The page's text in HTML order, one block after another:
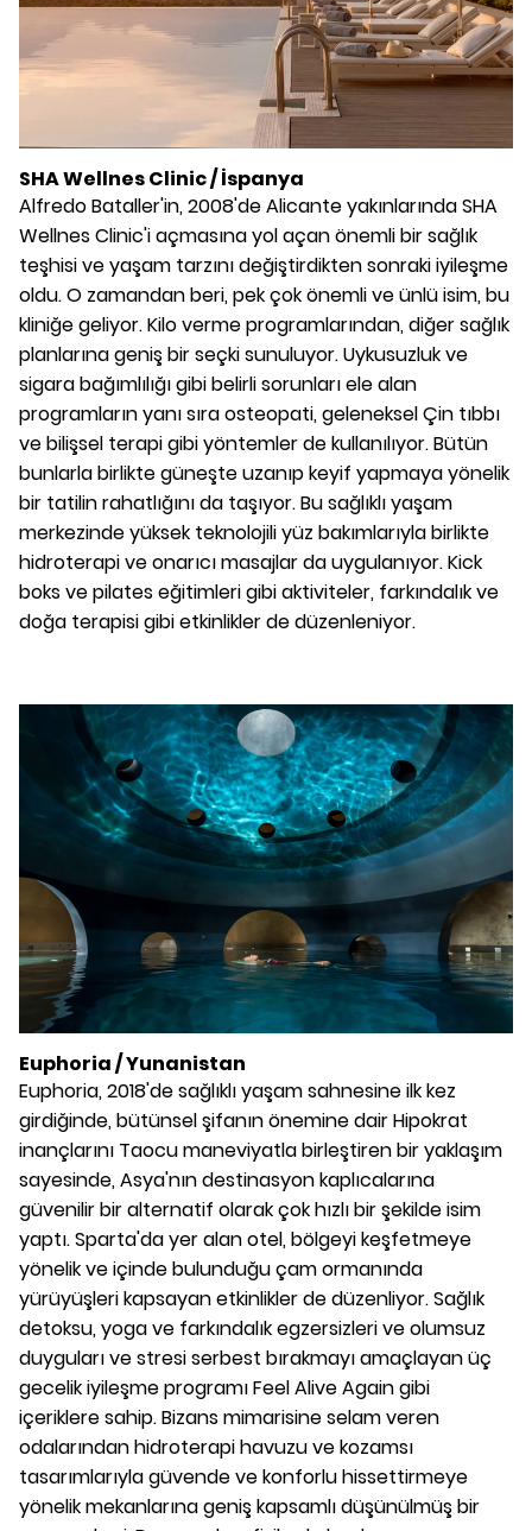
SHA Wellnes Clinic / İspanya
Alfredo Bataller'in, 2008'de Alicante yakınlarında SHA
Wellnes Clinic'i açmasına yol açan önemli bir sağlık
teşhisi ve yaşam tarzını değiştirdikten sonraki iyileşme
oldu. O zamandan beri, pek çok önemli ve ünlü isim, bu
kliniğe geliyor. Kilo verme programlarından, diğer sağlık
planlarına geniş bir seçki sunuluyor. Uykusuzluk ve
sigara bağımlılığı gibi belirli sorunları ele alan
programların yanı sıra osteopati, geleneksel Çin tıbbı
ve bilişsel terapi gibi yöntemler de kullanılıyor. Bütün
bunlarla birlikte güneşte uzanıp keyif yapmaya yönelik
bir tatilin rahatlığını da taşıyor. Bu sağlıklı yaşam
merkezinde yüksek teknolojili yüz bakımlarıyla birlikte
hidroterapi ve onarıcı masajlar da uygulanıyor. Kick
boks ve pilates eğitimleri gibi aktiviteler, farkındalık ve
doğa terapisi gibi etkinlikler de düzenleniyor.
Euphoria / Yunanistan
Euphoria, 2018'de sağlıklı yaşam sahnesine ilk kez
girdiğinde, bütünsel şifanın önemine dair Hipokrat
inançlarını Taocu maneviyatla birleştiren bir yaklaşım
sayesinde, Asya'nın destinasyon kaplıcalarına
güvenilir bir alternatif olarak çok hızlı bir şekilde isim
yaptı. Sparta'da yer alan otel, bölgeyi keşfetmeye
yönelik ve içinde bulunduğu çam ormanında
yürüyüşleri kapsayan etkinlikler de düzenliyor. Sağlık
detoksu, yoga ve farkındalık egzersizleri ve olumsuz
duyguları ve stresi serbest bırakmayı amaçlayan üç
gecelik iyileşme programı Feel Alive Again gibi
içeriklere sahip. Bizans mimarisine selam veren
odalarından hidroterapi havuzu ve kozamsı
tasarımlarıyla güvende ve konforlu hissettirmeye
yönelik mekanlarına geniş kapsamlı düşünülmüş bir